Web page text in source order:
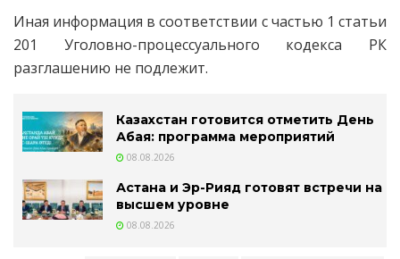
Иная информация в соответствии с частью 1 статьи
201 Уголовно-процессуального кодекса РК
разглашению не подлежит.
Казахстан готовится отметить День
Абая: программа мероприятий
08.08.2026
Астана и Эр-Рияд готовят встречи на
высшем уровне
08.08.2026